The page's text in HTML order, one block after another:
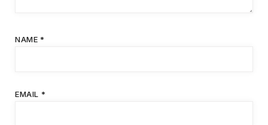
NAME *
EMAIL *